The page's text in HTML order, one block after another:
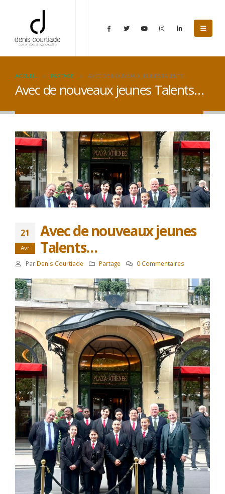
ACCUEIL PARTAGE AVEC DE NOUVEAUX JEUNES TALENTS…
Avec de nouveaux jeunes Talents…
21
Avr
Avec de nouveaux jeunes
Talents…
Par Denis Courtiade Partage 0 Commentaires